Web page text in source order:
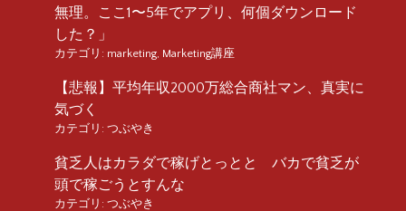
無理。ここ1〜5年でアプリ、何個ダウンロード
した？」
カテゴリ: marketing, Marketing講座
【悲報】平均年収2000万総合商社マン、真実に
気づく
カテゴリ: つぶやき
貧乏人はカラダで稼げとっとと バカで貧乏が
頭で稼ごうとすんな
カテゴリ: つぶやき